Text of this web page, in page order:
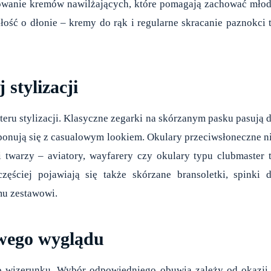
kremów nawilżających, które pomagają zachować
o dłonie – kremy do rąk i regularne skracanie paznokci
stylizacji
stylizacji. Klasyczne zegarki na skórzanym pasku pasują
się z casualowym lookiem. Okulary przeciwsłoneczne
– aviatory, wayfarery czy okulary typu clubmaster
pojawiają się także skórzane bransoletki, spinki
zestawowi.
wyglądu